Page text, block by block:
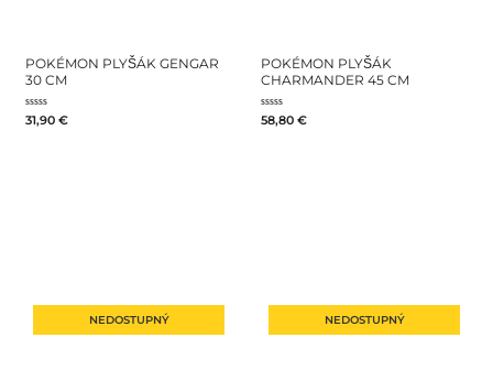
POKÉMON PLYŠÁK GENGAR
30 CM
Hodnotenie
31,90 €
POKÉMON PLYŠÁK
CHARMANDER 45 CM
Hodnotenie
58,80 €
NEDOSTUPNÝ NEDOSTUPNÝ